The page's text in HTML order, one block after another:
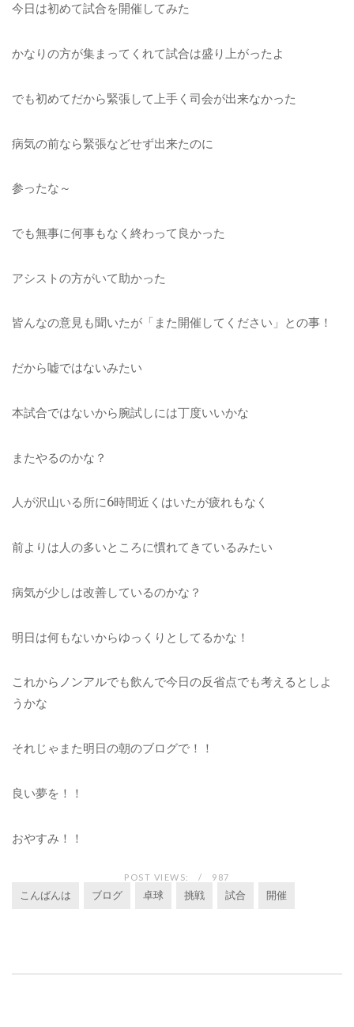
今日は初めて試合を開催してみた
かなりの方が集まってくれて試合は盛り上がったよ
でも初めてだから緊張して上手く司会が出来なかった
病気の前なら緊張などせず出来たのに
参ったな～
でも無事に何事もなく終わって良かった
アシストの方がいて助かった
皆んなの意見も聞いたが「また開催してください」との事！
だから嘘ではないみたい
本試合ではないから腕試しには丁度いいかな
またやるのかな？
人が沢山いる所に6時間近くはいたが疲れもなく
前よりは人の多いところに慣れてきているみたい
病気が少しは改善しているのかな？
明日は何もないからゆっくりとしてるかな！
これからノンアルでも飲んで今日の反省点でも考えるとしよ
うかな
それじゃまた明日の朝のブログで！！
良い夢を！！
おやすみ！！
POST VIEWS: 987
こんばんは ブログ 卓球 挑戦 試合 開催